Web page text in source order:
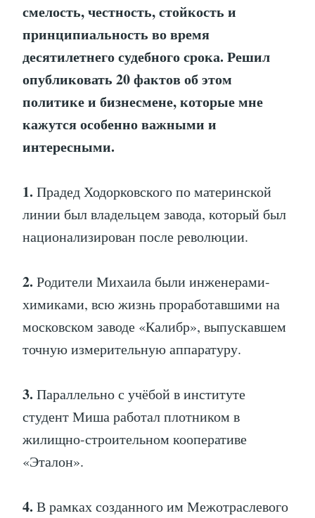
смелость, честность, стойкость и
принципиальность во время
десятилетнего судебного срока. Решил
опубликовать 20 фактов об этом
политике и бизнесмене, которые мне
кажутся особенно важными и
интересными.
1. Прадед Ходорковского по материнской
линии был владельцем завода, который был
национализирован после революции.
2. Родители Михаила были инженерами-
химиками, всю жизнь проработавшими на
московском заводе «Калибр», выпускавшем
точную измерительную аппаратуру.
3. Параллельно с учёбой в институте
студент Миша работал плотником в
жилищно-строительном кооперативе
«Эталон».
4. В рамках созданного им Межотраслевого